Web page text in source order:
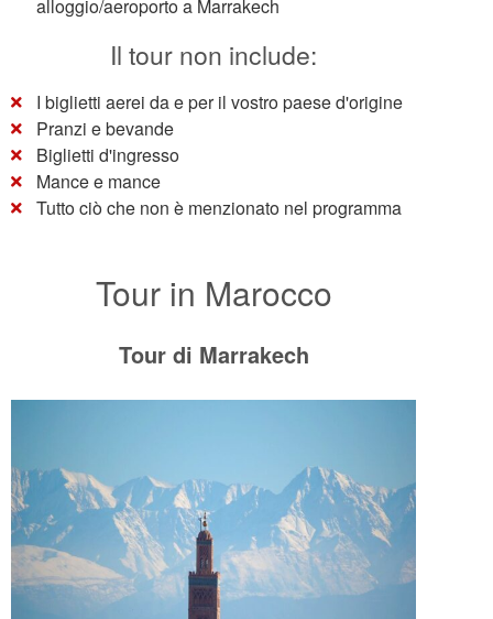
alloggio/aeroporto a Marrakech
Il tour non include:
I biglietti aerei da e per il vostro paese d'origine
Pranzi e bevande
Biglietti d'ingresso
Mance e mance
Tutto ciò che non è menzionato nel programma
Tour in Marocco
Tour di Marrakech